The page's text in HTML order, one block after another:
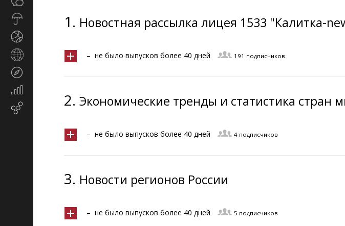
Прогноз
регионы
Email-маркетинг
1. Новостная рассылка лицея 1533 "Калитка-
– не было выпусков более 40 дней 191 подписчиков
2. Экономические тренды и статистика стран
– не было выпусков более 40 дней 4 подписчиков
3. Новости регионов России
– не было выпусков более 40 дней 5 подписчиков